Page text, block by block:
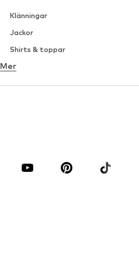
Klänningar
Jackor
Shirts & toppar
Underkläder
Mer